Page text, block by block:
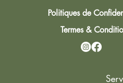
Politiques de
Termes &